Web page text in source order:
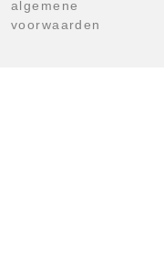
algemene
voorwaarden